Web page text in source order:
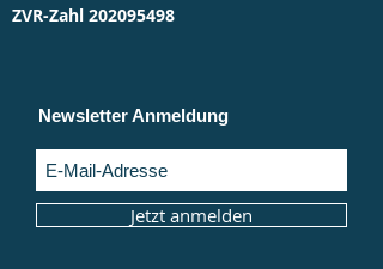
ZVR-Zahl 202095498
Newsletter Anmeldung
Jetzt anmelden